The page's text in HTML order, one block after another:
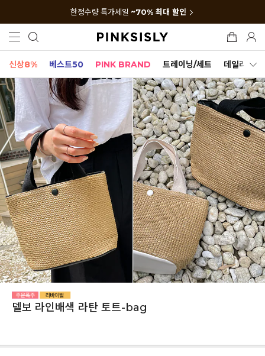
한정수량 특가세일 ~70% 최대 할인
신상8% 베스트50 PINK BRAND 트레이닝/세트 데일리세트
델보 라인배색 라탄 토트-bag